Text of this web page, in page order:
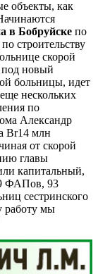
объекты, как
в Бобруйске по
строительству
скорой
новый
больницы, идет
нескольких
по
Александр
Br14 млн
от скорой
главы
капитальный,
ФАПов, 93
сестринского
работу мы